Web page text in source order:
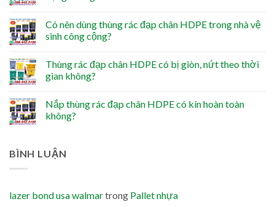
Có nên dùng thùng rác đạp chân HDPE trong nhà vệ
sinh công cộng?
Thùng rác đạp chân HDPE có bị giòn, nứt theo thời
gian không?
Nắp thùng rác đạp chân HDPE có kín hoàn toàn
không?
BÌNH LUẬN
lazer bond usa walmartrong Pallet nhựa